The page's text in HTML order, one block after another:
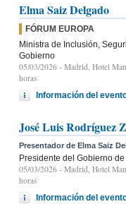
Elma Saiz Delgado
FÓRUM EUROPA
Ministra de Inclusión,
Gobierno
05/03/2026 - Madrid, Hotel
horas
Información del
José Luis Rodríguez
Presentador de Elma Saiz
Presidente del Gobierno
05/03/2026 - Madrid, Hotel
horas
Información del